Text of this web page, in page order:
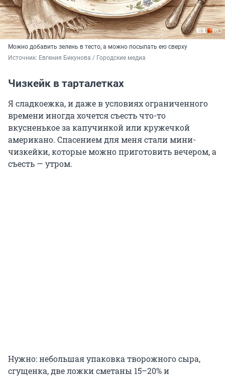
Можно добавить зелень в тесто, а можно посыпать ею сверху
Источник: Евгения Бикунова / Городские медиа
Чизкейк в тарталетках
Я сладкоежка, и даже в условиях ограниченного
времени иногда хочется съесть что-то
вкусненькое за капучинкой или кружечкой
американо. Спасением для меня стали мини-
чизкейки, которые можно приготовить вечером, а
съесть — утром.
Нужно: небольшая упаковка творожного сыра,
сгущенка, две ложки сметаны 15–20% и